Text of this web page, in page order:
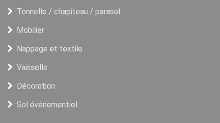
Tonnelle / chapiteau / parasol
Mobilier
Nappage et textile
Vaisselle
Décoration
Sol événementiel